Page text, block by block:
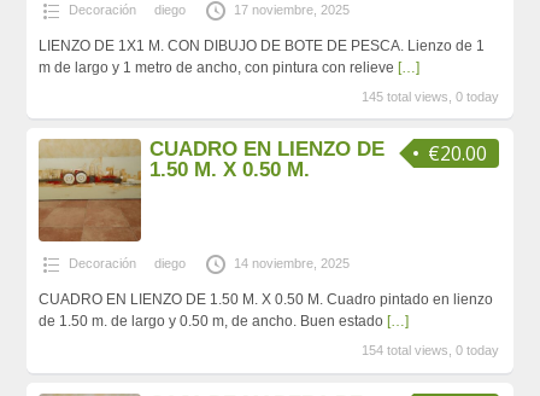
Decoración diego 17 noviembre, 2025
LIENZO DE 1X1 M. CON DIBUJO DE BOTE DE PESCA. Lienzo de 1
m de largo y 1 metro de ancho, con pintura con relieve […]
145 total views, 0 today
€20.00
CUADRO EN LIENZO DE
1.50 M. X 0.50 M.
Decoración diego 14 noviembre, 2025
CUADRO EN LIENZO DE 1.50 M. X 0.50 M. Cuadro pintado en lienzo
de 1.50 m. de largo y 0.50 m, de ancho. Buen estado […]
154 total views, 0 today